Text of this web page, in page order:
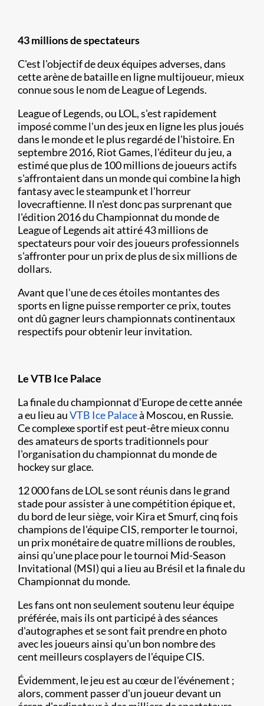
43 millions de spectateurs
C'est l'objectif de deux équipes adverses, dans
cette arène de bataille en ligne multijoueur, mieux
connue sous le nom de League of Legends.
League of Legends, ou LOL, s'est rapidement
imposé comme l'un des jeux en ligne les plus joués
dans le monde et le plus regardé de l'histoire. En
septembre 2016, Riot Games, l'éditeur du jeu, a
estimé que plus de 100 millions de joueurs actifs
s'affrontaient dans un monde qui combine la high
fantasy avec le steampunk et l'horreur
lovecraftienne. Il n'est donc pas surprenant que
l'édition 2016 du Championnat du monde de
League of Legends ait attiré 43 millions de
spectateurs pour voir des joueurs professionnels
s'affronter pour un prix de plus de six millions de
dollars.
Avant que l'une de ces étoiles montantes des
sports en ligne puisse remporter ce prix, toutes
ont dû gagner leurs championnats continentaux
respectifs pour obtenir leur invitation.
Le VTB Ice Palace
La finale du championnat d'Europe de cette année
a eu lieu auVTB Ice Palaceà Moscou, en Russie.
Ce complexe sportif est peut-être mieux connu
des amateurs de sports traditionnels pour
l'organisation du championnat du monde de
hockey sur glace.
12 000 fans de LOL se sont réunis dans le grand
stade pour assister à une compétition épique et,
du bord de leur siège, voir Kira et Smurf, cinq fois
champions de l'équipe CIS, remporter le tournoi,
un prix monétaire de quatre millions de roubles,
ainsi qu'une place pour le tournoi Mid-Season
Invitational (MSI) qui a lieu au Brésil et la finale du
Championnat du monde.
Les fans ont non seulement soutenu leur équipe
préférée, mais ils ont participé à des séances
d'autographes et se sont fait prendre en photo
avec les joueurs ainsi qu'un bon nombre des
cent meilleurs cosplayers de l'équipe CIS.
Évidemment, le jeu est au cœur de l'événement ;
alors, comment passer d'un joueur devant un